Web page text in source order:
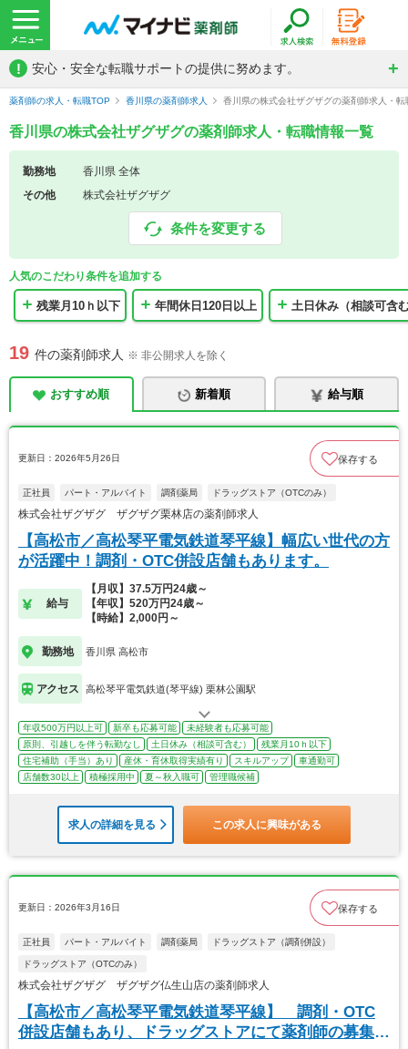
! 安心・安全な転職サポートの提供に努めます。
薬剤師の求人・転職TOP 香川県の薬剤師求人 香川県の株式会社ザグザグの薬剤師求人・転
香川県の株式会社ザグザグの薬剤師求人・転職情報一覧
勤務地
香川県 全体
その他
株式会社ザグザグ
条件を変更する
人気のこだわり条件を追加する
残業月10ｈ以下 年間休日120日以上 土日休み（相談可含
19 件の薬剤師求人 ※ 非公開求人を除く
おすすめ順 新着順 給与順
更新日：2026年5月26日 保存する
正社員 パート・アルバイト 調剤薬局 ドラッグストア（OTCのみ）
株式会社ザグザグ ザグザグ栗林店の薬剤師求人
【高松市／高松琴平電気鉄道琴平線】幅広い世代の方
が活躍中！調剤・OTC併設店舗もあります。
給与
【月収】37.5万円24歳～
【年収】520万円24歳～
【時給】2,000円～
勤務地 香川県 高松市
アクセス 高松琴平電気鉄道(琴平線) 栗林公園駅
年収500万円以上可 新卒も応募可能
未経験者も応募可能
原則、引越しを伴う転勤なし
土日休み（相談可含む）
残業月10ｈ以下
住宅補助（手当）あり
産休・育休取得実績有り スキルアップ
車通勤可
店舗数30以上
積極採用中 夏～秋入職可 管理職候補
求人の詳細を見る この求人に興味がある
更新日：2026年3月16日 保存する
正社員 パート・アルバイト 調剤薬局 ドラッグストア（調剤併設）
ドラッグストア（OTCのみ）
株式会社ザグザグ ザグザグ仏生山店の薬剤師求人
【高松市／高松琴平電気鉄道琴平線】 調剤・OTC
併設店舗もあり、ドラッグストアにて薬剤師の募集で